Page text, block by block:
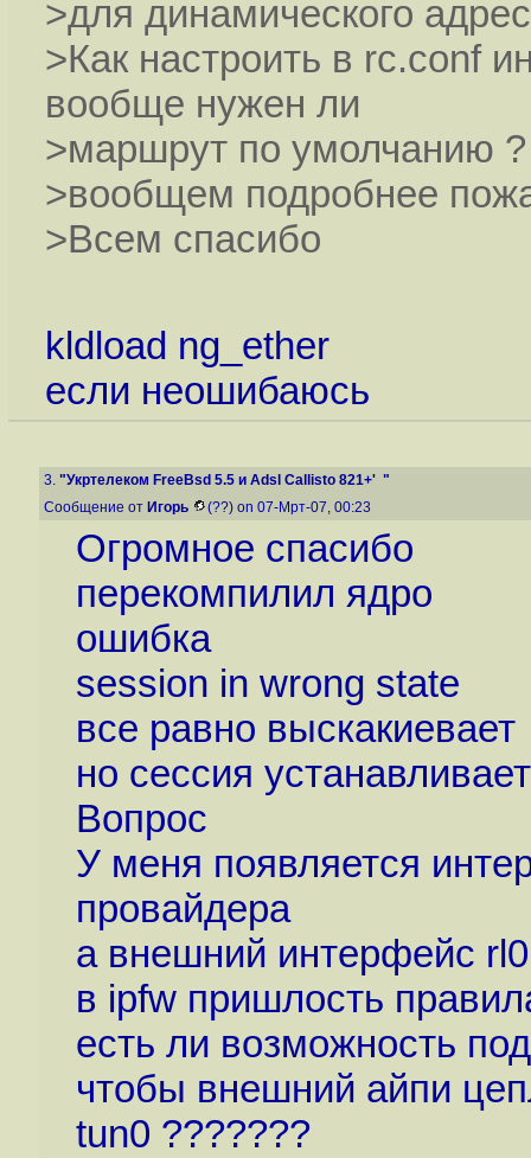
>для динамического
>Как настроить в rc.conf
вообще нужен ли
>маршрут по умолчанию ?
>вообщем подробнее
>Всем спасибо
kldload ng_ether
если неошибаюсь
3. "Укртелеком FreeBsd 5.5 и Adsl Callisto 821+' "
Сообщение от Игорь (??) on 07-Мрт-07, 00:23
Огромное спасибо
перекомпилил ядро
ошибка
session in wrong state
все равно выскакиевает
но сессия
Вопрос
У меня появляется
провайдера
а внешний интерфейс
в ipfw пришлость
есть ли возможность
чтобы внешний айпи
tun0 ???????